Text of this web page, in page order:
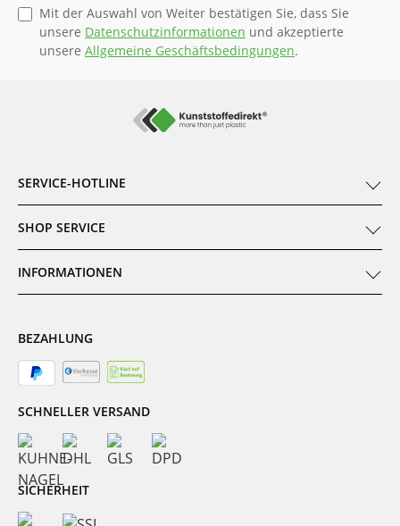
Mit der Auswahl von Weiter bestätigen Sie, dass Sie
unsere Datenschutzinformationen und akzeptierte
unsere Allgemeine Geschäftsbedingungen.
SERVICE-HOTLINE
SHOP SERVICE
INFORMATIONEN
BEZAHLUNG
SCHNELLER VERSAND
SICHERHEIT